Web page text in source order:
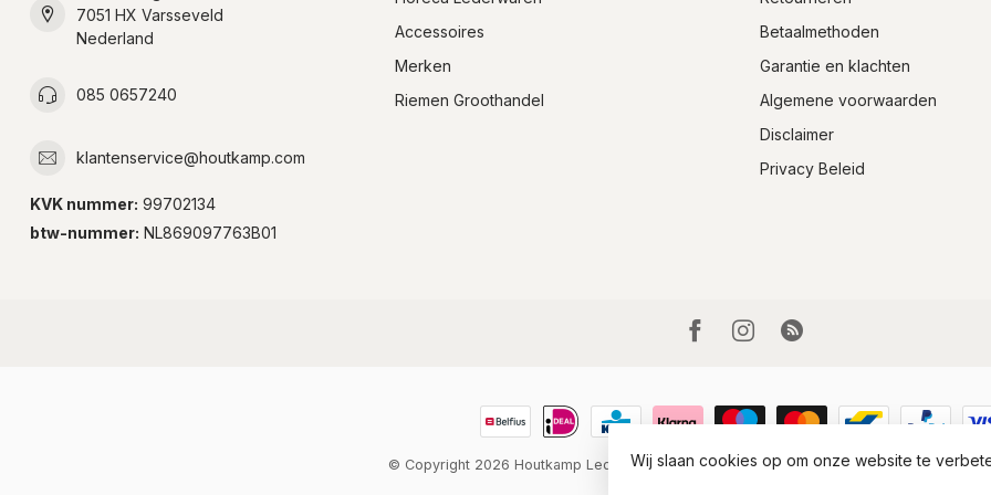
7051 HX Varsseveld
Nederland
085 0657240
klantenservice@houtkamp.com
KVK nummer: 99702134
btw-nummer: NL869097763B01
Accessoires
Merken
Riemen Groothandel
Betaalmethoden
Garantie en klachten
Algemene voorwaarden
Disclaimer
Privacy Beleid
© Copyright 2026 Houtkamp Lederwaren- Powered byLightspeed-Lightspeed design
Wij slaan cookies op om onze website te